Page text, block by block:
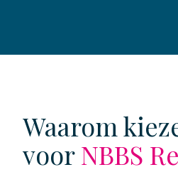
Waarom
voorNBBS